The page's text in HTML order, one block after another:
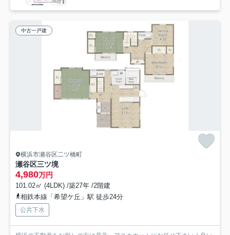
中古一戸建
横浜市瀬谷区二ツ橋町
瀬谷区三ツ境
4,980万円
101.02㎡ (4LDK) /築27年 /2階建
相鉄本線「希望ケ丘」駅 徒歩24分
公共下水